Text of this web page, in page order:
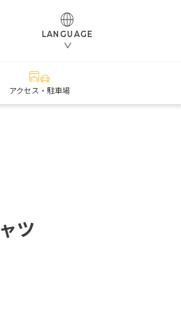
LANGUAGE
アクセス・駐車場
ャツ